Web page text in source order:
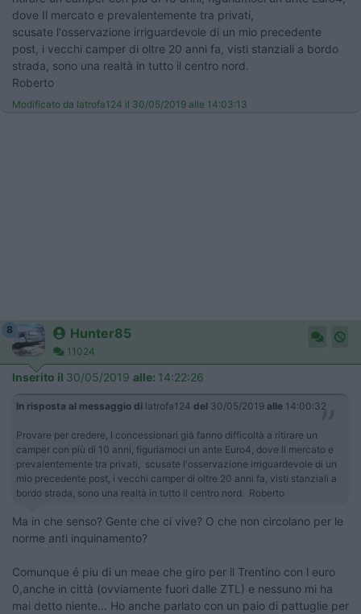
dove Il mercato e prevalentemente tra privati,
scusate l'osservazione irriguardevole di un mio precedente
post, i vecchi camper di oltre 20 anni fa, visti stanziali a bordo
strada, sono una realtà in tutto il centro nord.
Roberto
Modificato da latrofa124 il 30/05/2019 alle 14:03:13
8 Hunter85
11024
Inserito il 30/05/2019 alle: 14:22:26
In risposta al messaggio di latrofa124 del 30/05/2019 alle 14:00:32
Provare per credere, I concessionari già fanno difficoltà a ritirare un
camper con più di 10 anni, figuriamoci un ante Euro4, dove Il mercato e
prevalentemente tra privati, scusate l'osservazione irriguardevole di un
mio precedente post, i vecchi camper di oltre 20 anni fa, visti stanziali a
bordo strada, sono una realtà in tutto il centro nord. Roberto
Ma in che senso? Gente che ci vive? O che non circolano per le
norme anti inquinamento?
Comunque é piu di un meae che giro per il Trentino con l euro
0,anche in città (ovviamente fuori dalle ZTL) e nessuno mi ha
mai detto niente... Ho anche parlato con un paio di pattuglie per